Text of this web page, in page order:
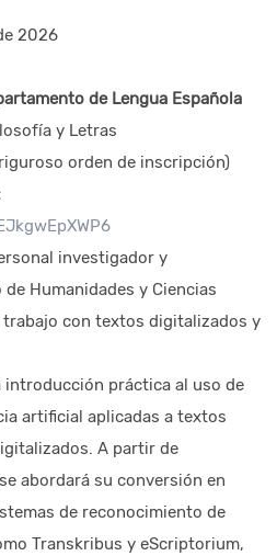
2026
de Lengua Española
y Letras
orden de inscripción)
investigador y
Humanidades y Ciencias
con textos digitalizados y
introducción práctica al uso de
artificial aplicadas a textos
A partir de
abordará su conversión en
de reconocimiento de
Transkribus y eScriptorium,